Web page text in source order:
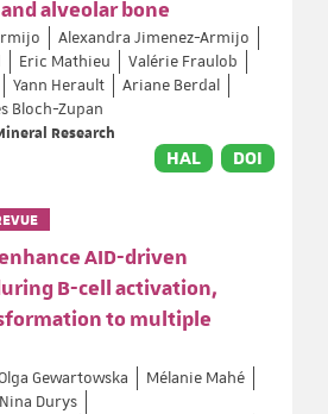
alveolar bone
Alexandra Jimenez-Armijo
Eric Mathieu
Valérie Fraulob
Yann Herault
Ariane Berdal
Bloch-Zupan
Research
HAL DOI
AID-driven
B-cell activation,
to multiple
Gewartowska
Mélanie Mahé
Nina Durys